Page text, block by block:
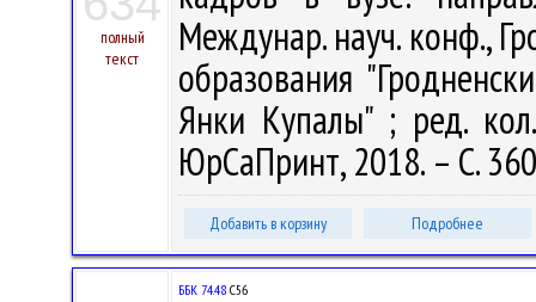
полный
текст
Междунар. науч. конф.,
образования
Янки Купалы" ; ред.
ЮрСаПринт, 2018. – С.
Добавить в корзину Подробнее
ББК 74.48 С56